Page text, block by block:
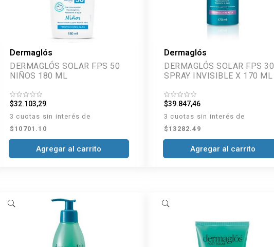
Dermaglós
DERMAGLÓS SOLAR FPS 50
NIÑOS 180 ML
$32.103,29
3 cuotas sin interés de
$10701.10
Agregar al carrito
Dermaglós
DERMAGLÓS SOLAR FPS 30
SPRAY INVISIBLE X 170 ML
$39.847,46
3 cuotas sin interés de
$13282.49
Agregar al carrito